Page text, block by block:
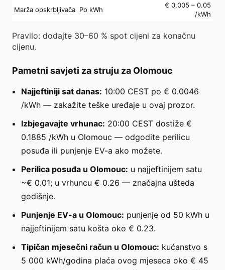
Marža opskrbljivača Po kWh
€ 0.005 – 0.05
/kWh
Pravilo: dodajte 30–60 % spot cijeni za konačnu
cijenu.
Pametni savjeti za struju za Olomouc
Najjeftiniji sat danas: 10:00 CEST po € 0.0046
/kWh — zakažite teške uređaje u ovaj prozor.
Izbjegavajte vrhunac: 20:00 CEST dostiže €
0.1885 /kWh u Olomouc — odgodite perilicu
posuđa ili punjenje EV-a ako možete.
Perilica posuđa u Olomouc: u najjeftinijem satu
~€ 0.01; u vrhuncu € 0.26 — značajna ušteda
godišnje.
Punjenje EV-a u Olomouc: punjenje od 50 kWh u
najjeftinijem satu košta oko € 0.23.
Tipičan mjesečni račun u Olomouc: kućanstvo s
5 000 kWh/godina plaća ovog mjeseca oko € 45